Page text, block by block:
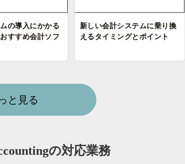
の導入にかかる
すすめ会計ソフ
新しい会計システムに乗り換
えるタイミングとポイント
と見る
の対応業務